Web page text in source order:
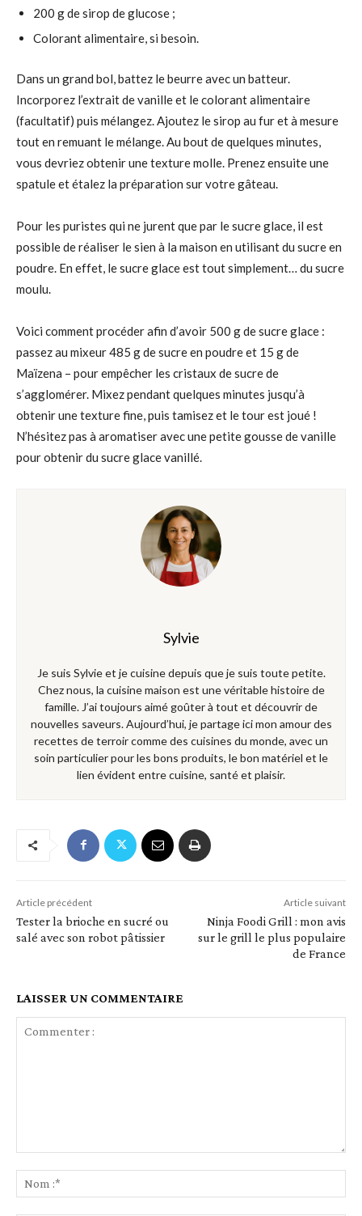
200 g de sirop de glucose ;
Colorant alimentaire, si besoin.
Dans un grand bol, battez le beurre avec un batteur.
Incorporez l’extrait de vanille et le colorant alimentaire
(facultatif) puis mélangez. Ajoutez le sirop au fur et à mesure
tout en remuant le mélange. Au bout de quelques minutes,
vous devriez obtenir une texture molle. Prenez ensuite une
spatule et étalez la préparation sur votre gâteau.
Pour les puristes qui ne jurent que par le sucre glace, il est
possible de réaliser le sien à la maison en utilisant du sucre en
poudre. En effet, le sucre glace est tout simplement… du sucre
moulu.
Voici comment procéder afin d’avoir 500 g de sucre glace :
passez au mixeur 485 g de sucre en poudre et 15 g de
Maïzena – pour empêcher les cristaux de sucre de
s’agglomérer. Mixez pendant quelques minutes jusqu’à
obtenir une texture fine, puis tamisez et le tour est joué !
N’hésitez pas à aromatiser avec une petite gousse de vanille
pour obtenir du sucre glace vanillé.
Sylvie
Je suis Sylvie et je cuisine depuis que je suis toute petite.
Chez nous, la cuisine maison est une véritable histoire de
famille. J’ai toujours aimé goûter à tout et découvrir de
nouvelles saveurs. Aujourd’hui, je partage ici mon amour des
recettes de terroir comme des cuisines du monde, avec un
soin particulier pour les bons produits, le bon matériel et le
lien évident entre cuisine, santé et plaisir.
Article précédent
Tester la brioche en sucré ou
salé avec son robot pâtissier
Article suivant
Ninja Foodi Grill : mon avis
sur le grill le plus populaire
de France
LAISSER UN COMMENTAIRE
:*